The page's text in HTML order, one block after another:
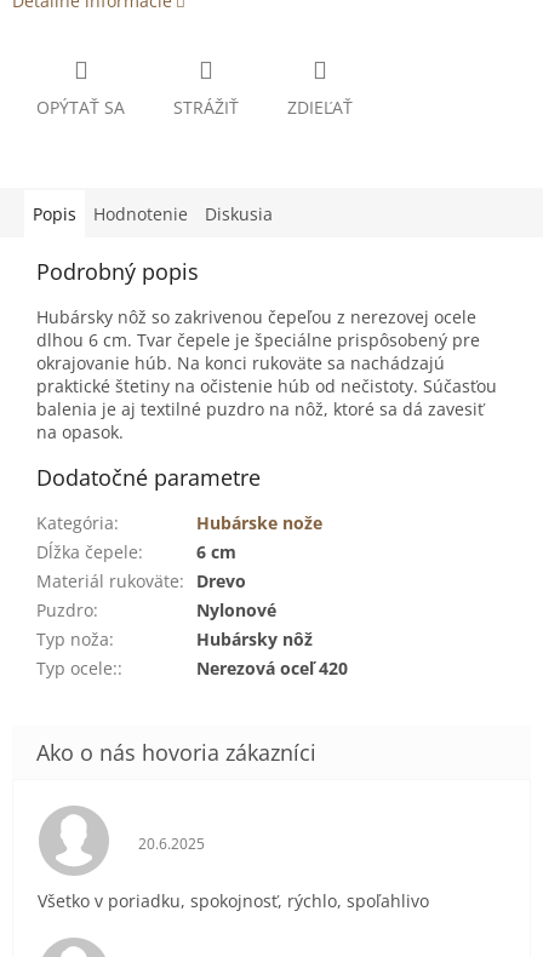
OPÝTAŤ SA STRÁŽIŤ ZDIEĽAŤ
Popis Hodnotenie Diskusia
Podrobný popis
Hubársky nôž so zakrivenou čepeľou z nerezovej ocele
dlhou 6 cm. Tvar čepele je špeciálne prispôsobený pre
okrajovanie húb. Na konci rukoväte sa nachádzajú
praktické štetiny na očistenie húb od nečistoty. Súčasťou
balenia je aj textilné puzdro na nôž, ktoré sa dá zavesiť
na opasok.
Dodatočné parametre
Kategória:
Hubárske nože
Dĺžka čepele:
6 cm
Materiál rukoväte:
Drevo
Puzdro:
Nylonové
Typ noža:
Hubársky nôž
Typ ocele:: Nerezová oceľ 420
Hodnotenie obchodu je 5 z 5 hviezdičiek.
20.6.2025
Všetko v poriadku, spokojnosť, rýchlo, spoľahlivo